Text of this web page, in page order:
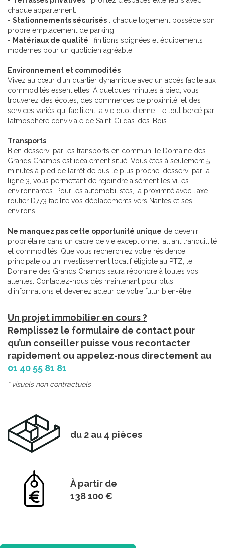
chaque appartement.
- Stationnements sécurisés : chaque logement possède son
propre emplacement de parking.
- Matériaux de qualité : finitions soignées et équipements
modernes pour un quotidien agréable.
Environnement et commodités
Vivez au cœur d’un quartier dynamique avec un accès facile aux
commodités essentielles. À quelques minutes à pied, vous
trouverez des écoles, des commerces de proximité, et des
services variés qui facilitent la vie quotidienne. Le tout bercé par
l’atmosphère conviviale de Saint-Gildas-des-Bois.
Transports
Bien desservi par les transports en commun, le Domaine des
Grands Champs est idéalement situé. Vous êtes à seulement 5
minutes à pied de l’arrêt de bus le plus proche, desservi par la
ligne 3, vous permettant de rejoindre aisément les villes
environnantes. Pour les automobilistes, la proximité avec l'axe
routier D773 facilite vos déplacements vers Nantes et ses
environs.
Ne manquez pas cette opportunité unique de devenir
propriétaire dans un cadre de vie exceptionnel, alliant tranquillité
et commodités. Que vous recherchiez votre résidence
principale ou un investissement locatif éligible au PTZ, le
Domaine des Grands Champs saura répondre à toutes vos
attentes. Contactez-nous dès maintenant pour plus
d'informations et devenez acteur de votre futur bien-être !
Un projet immobilier en cours ?
Remplissez le formulaire de contact pour
qu’un conseiller puisse vous recontacter
rapidement ou appelez-nous directement au
01 40 55 81 81
* visuels non contractuels
du 2 au 4 pièces
À partir de
138 100 €